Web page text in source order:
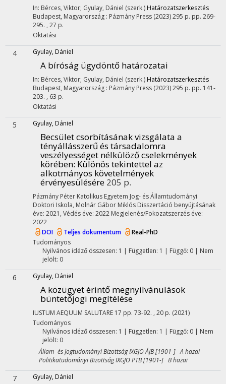
In: Bérces, Viktor; Gyulay, Dániel (szerk.) Határozatszerkesztés
Budapest, Magyarország : Pázmány Press (2023)295 p. pp. 269-
295. , 27 p.
Oktatási
4 Gyulay, Dániel
A bíróság ügydöntő határozatai
In: Bérces, Viktor; Gyulay, Dániel (szerk.) Határozatszerkesztés
Budapest, Magyarország : Pázmány Press (2023)295 p. pp. 141-
203. , 63 p.
Oktatási
5 Gyulay, Dániel
Becsület csorbításának vizsgálata a
tényállásszerű és társadalomra
veszélyességet nélkülöző cselekmények
körében: Különös tekintettel az
alkotmányos követelmények
érvényesülésére 205 p.
Pázmány Péter Katolikus Egyetem Jog- és Államtudományi
Doktori Iskola, Molnár Gábor Miklós Disszertáció benyújtásának
éve: 2021, Védés éve: 2022 Megjelenés/Fokozatszerzés éve:
2022
DOI
Teljes dokumentum
Real-PhD
Tudományos
Nyilvános idéző összesen: 1 | Független: 1 | Függő: 0 | Nem
jelölt: 0
6 Gyulay, Dániel
A közügyet érintő megnyilvánulások
büntetőjogi megítélése
IUSTUM AEQUUM SALUTARE 17 pp. 73-92. , 20 p. (2021)
Tudományos
Nyilvános idéző összesen: 1 | Független: 1 | Függő: 0 | Nem
jelölt: 0
Állam- és Jogtudományi Bizottság IXGJO ÁJB [1901-] A hazai
Politikatudományi Bizottság IXGJO PTB [1901-] B hazai
7 Gyulay, Dániel